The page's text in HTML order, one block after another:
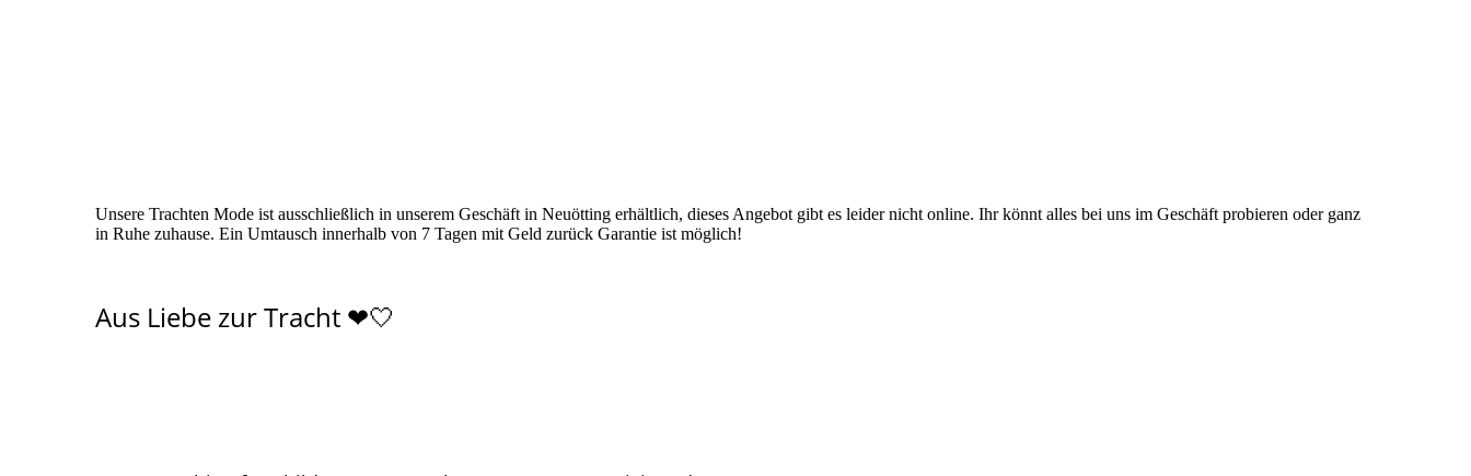
Unsere Trachten Mode ist ausschließlich in unserem Geschäft in Neuötting erhältlich, dieses Angebot gibt es leider nicht online. Ihr könnt alles bei uns im Geschäft probieren oder ganz
in Ruhe zuhause. Ein Umtausch innerhalb von 7 Tagen mit Geld zurück Garantie ist möglich!
Aus Liebe zur Tracht ❤🤍